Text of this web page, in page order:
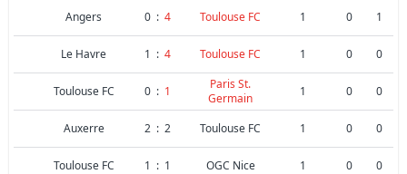
Angers 0 : 4 Toulouse FC 1 0 1
Le Havre 1 : 4 Toulouse FC 1 0 0
Toulouse FC 0 : 1
Paris St.
Germain
1 0 0
Auxerre 2 : 2 Toulouse FC 1 0 0
Toulouse FC 1 : 1 OGC Nice 1 0 0